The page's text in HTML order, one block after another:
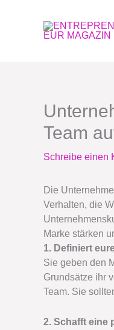
Team
Schreibe einen
Die
Verhalten, die
Marke stärken
1. Definiert
Sie geben den
Grundsätze ihr
Team. Sie
2. Schafft eine